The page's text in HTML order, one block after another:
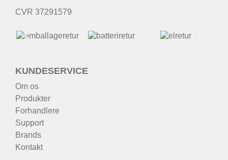
CVR 37291579
KUNDESERVICE
Om os
Produkter
Forhandlere
Support
Brands
Kontakt